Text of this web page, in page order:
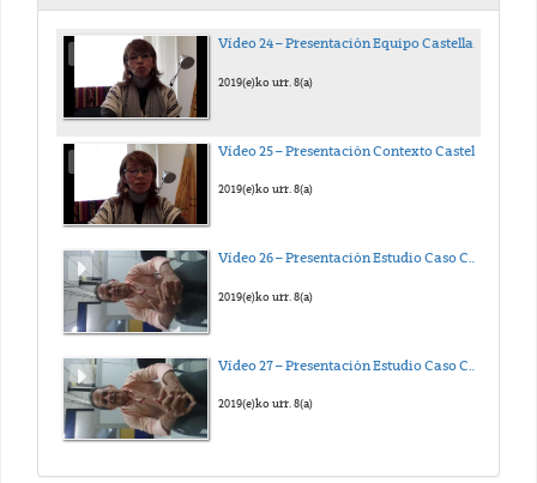
Vídeo 24 – Presentación Equipo Castellano – Emérita Cuellar (externo)
2019(e)ko urr. 8(a)
2019(e)ko urr. 8(a)
Vídeo 26 – Presentación Estudio Caso Castellano – Miguel Espinosa (externo)
2019(e)ko urr. 8(a)
2019(e)ko urr. 8(a)